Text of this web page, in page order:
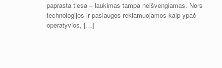
paprasta tiesa – laukimas tampa neišvengiamas. Nors
technologijos ir paslaugos reklamuojamos kaip ypač
operatyvios, […]